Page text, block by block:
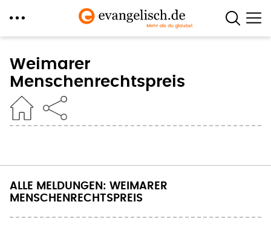
zum
Inhalt
Weimarer
Menschenrechtspreis
ALLE MELDUNGEN: WEIMARER
MENSCHENRECHTSPREIS